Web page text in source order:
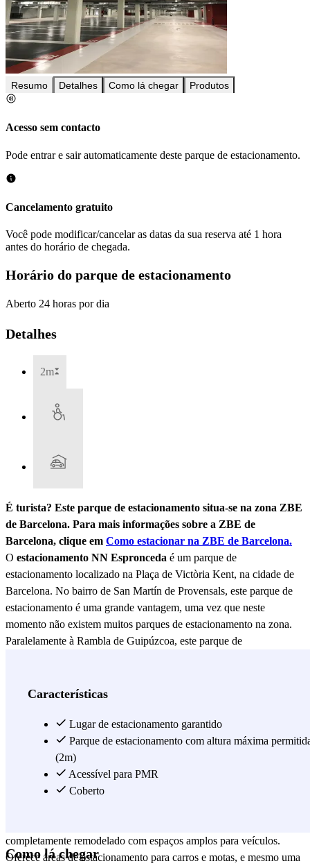
Resumo Detalhes Como lá chegar Produtos
Acesso sem contacto
Pode entrar e sair automaticamente deste parque de estacionamento.
Cancelamento gratuito
Você pode modificar/cancelar as datas da sua reserva até 1 hora
antes do horário de chegada.
Horário do parque de estacionamento
Aberto 24 horas por dia
Detalhes
2m
É turista? Este parque de estacionamento situa-se na zona ZBE
de Barcelona. Para mais informações sobre a ZBE de
Barcelona, clique em Como estacionar na ZBE de Barcelona.
O estacionamento NN Espronceda é um parque de
estacionamento localizado na Plaça de Victòria Kent, na cidade de
Barcelona. No bairro de San Martín de Provensals, este parque de
estacionamento é uma grande vantagem, uma vez que neste
momento não existem muitos parques de estacionamento na zona.
Paralelamente à Rambla de Guipúzcoa, este parque de
linha L2, fica a apenas três minutos a pé. Há também várias
estacionamento está rodeado por vários supermercados, pelo que
pode ser uma excelente opção para as pessoas que precisam de fazer
os seus recados diários na área. Vemos Mercadona, Supercor,
Bonpreu ou Lidl. É muito perto do centro desportivo Clot de la Mel
- Centro Deportivo Villa Olímpica e dos Jardines del Clot de la
completamente remodelado com espaços amplos para veículos.
Oferece áreas de estacionamento para carros e motas, e mesmo uma
Características
Lugar de estacionamento garantido
Parque de estacionamento com altura máxima
(2m)
Acessível para PMR
Coberto
Como lá chegar